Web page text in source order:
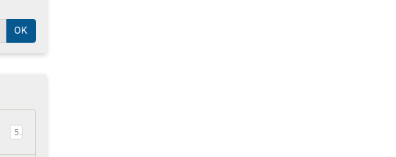
OK
5